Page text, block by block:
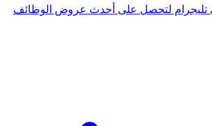
تليجرام لتحصل على أحدث عروض الوظائف